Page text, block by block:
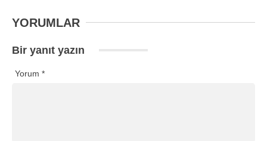
YORUMLAR
Bir yanıt yazın
Yorum *